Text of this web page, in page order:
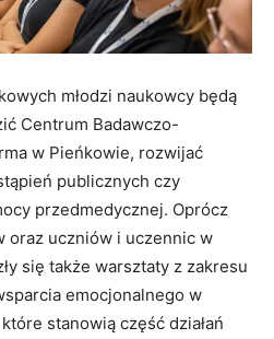
młodzi naukowcy będą
Centrum Badawczo-
w Pieńkowie, rozwijać
publicznych czy
przedmedycznej. Oprócz
oraz uczniów i uczennic w
się także warsztaty z zakresu
emocjonalnego w
stanowią część działań